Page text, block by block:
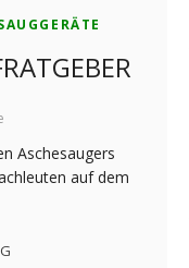
Aschesaugers
auf dem